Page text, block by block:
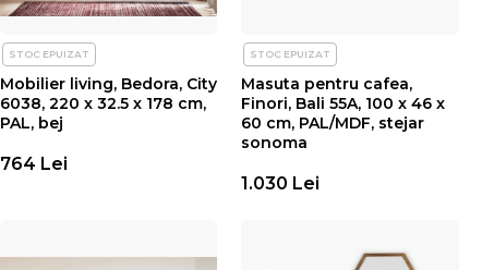
STOC EPUIZAT
Mobilier living, Bedora, City
6038, 220 x 32.5 x 178 cm,
PAL, bej
764 Lei
STOC EPUIZAT
Masuta pentru cafea,
Finori, Bali 55A, 100 x 46 x
60 cm, PAL/MDF, stejar
sonoma
1.030 Lei